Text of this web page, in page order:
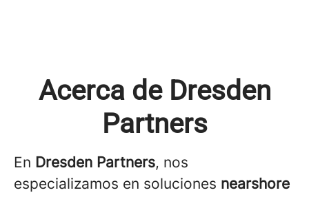
Acerca de Dresden
Partners
En Dresden Partners, nos
especializamos en soluciones nearshore